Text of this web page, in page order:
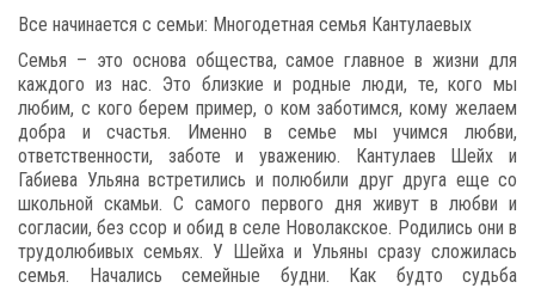
Все начинается с семьи: Многодетная семья Кантулаевых
Семья – это основа общества, самое главное в жизни для
каждого из нас. Это близкие и родные люди, те, кого мы
любим, с кого берем пример, о ком заботимся, кому желаем
добра и счастья. Именно в семье мы учимся любви,
ответственности, заботе и уважению. Кантулаев Шейх и
Габиева Ульяна встретились и полюбили друг друга еще со
школьной скамьи. С самого первого дня живут в любви и
согласии, без ссор и обид в селе Новолакское. Родились они в
трудолюбивых семьях. У Шейха и Ульяны сразу сложилась
семья. Начались семейные будни. Как будто судьба